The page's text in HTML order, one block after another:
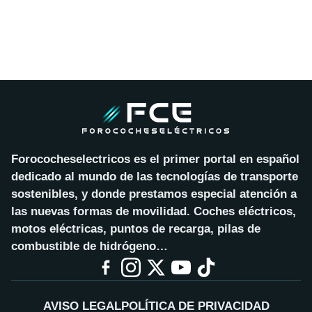
Forococheselectricos es el primer portal en español
dedicado al mundo de las tecnologías de transporte
sostenibles, y donde prestamos especial atención a
las nuevas formas de movilidad. Coches eléctricos,
motos eléctricas, puntos de recarga, pilas de
combustible de hidrógeno…
AVISO LEGALPOLÍTICA DE PRIVACIDAD